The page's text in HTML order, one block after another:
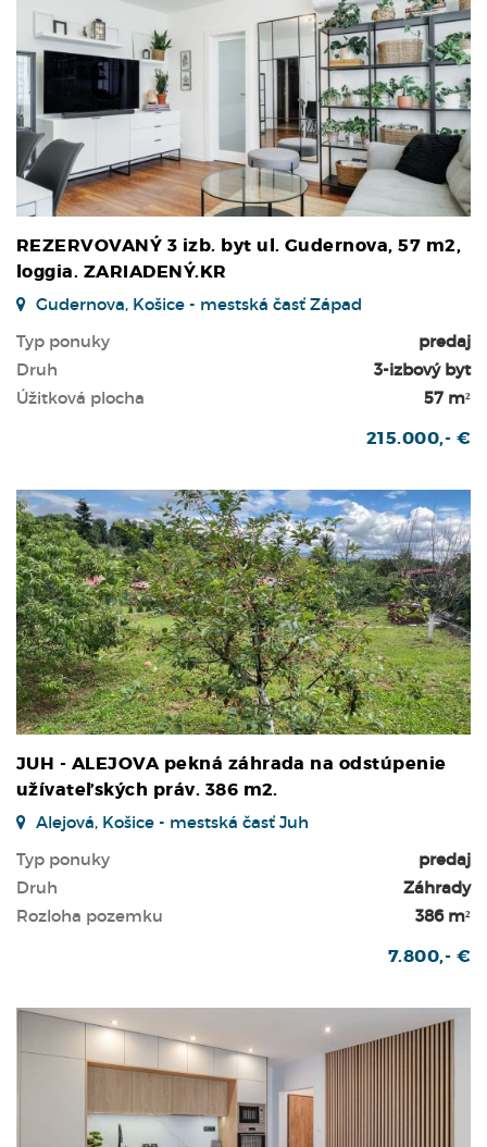
REZERVOVANÝ 3 izb. byt ul. Gudernova, 57 m2,
loggia. ZARIADENÝ.KR
Gudernova, Košice - mestská časť Západ
Typ ponuky
predaj
Druh
3-izbový byt
Úžitková plocha
57 m²
215.000,- €
JUH - ALEJOVA pekná záhrada na odstúpenie
užívateľských práv. 386 m2.
Alejová, Košice - mestská časť Juh
Typ ponuky
predaj
Druh
Záhrady
Rozloha pozemku
386 m²
7.800,- €